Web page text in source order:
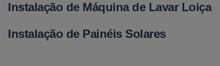
Instalação de Máquina de Lavar Loiça
Instalação de Painéis Solares